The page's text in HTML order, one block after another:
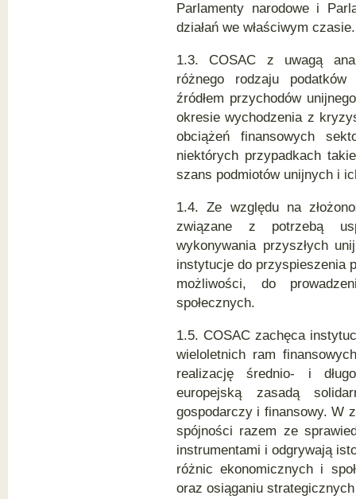
Parlamenty narodowe i
działań we właściwym czasie.
1.3. COSAC z uwagą
różnego rodzaju
źródłem przychodów
okresie wychodzenia z
obciążeń finansowych
niektórych przypadkach
szans podmiotów unijnych i
1.4. Ze względu na
związane z potrzebą
wykonywania przyszłych
instytucje do przyspieszenia
możliwości, do
społecznych.
1.5. COSAC zachęca
wieloletnich ram
realizację średnio- i
europejską zasadą
gospodarczy i finansowy. W
spójności razem ze
instrumentami i odgrywają
różnic ekonomicznych i
oraz osiąganiu